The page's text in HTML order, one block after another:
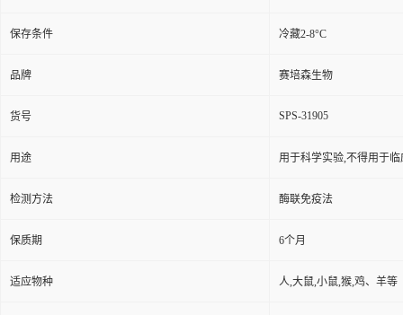
保存条件 冷藏2-8°C
品牌 赛培森生物
货号 SPS-31905
用途 用于科学实验,不得用于临
检测方法 酶联免疫法
保质期 6个月
适应物种 人,大鼠,小鼠,猴,鸡、羊等